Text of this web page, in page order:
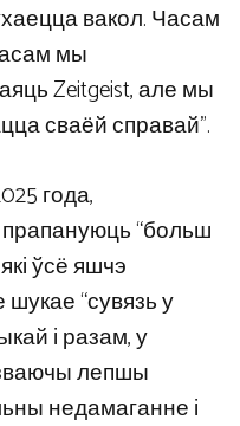
вакол. Часам
мы
Zeitgeist, але мы
сваёй справай”.
года,
“больш
ўсё яшчэ
“сувязь у
і разам, у
лепшы
недамаганне і